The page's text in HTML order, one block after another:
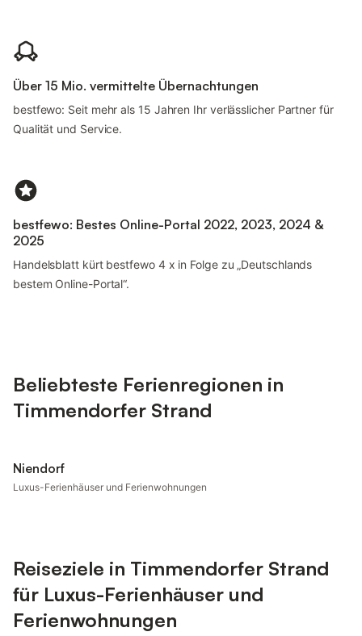
Über 15 Mio. vermittelte Übernachtungen
bestfewo: Seit mehr als 15 Jahren Ihr verlässlicher Partner für
Qualität und Service.
bestfewo: Bestes Online-Portal 2022, 2023, 2024 &
2025
Handelsblatt kürt bestfewo 4 x in Folge zu „Deutschlands
bestem Online-Portal“.
Beliebteste Ferienregionen in
Timmendorfer Strand
Niendorf
Luxus-Ferienhäuser und Ferienwohnungen
Reiseziele in Timmendorfer Strand
für Luxus-Ferienhäuser und
Ferienwohnungen